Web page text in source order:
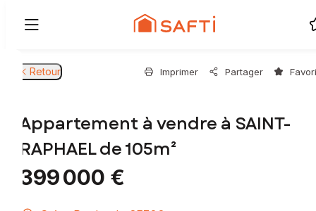
Retour Imprimer Partager
Appartement à vendre à SAINT-
RAPHAEL de 105m²
399 000 €